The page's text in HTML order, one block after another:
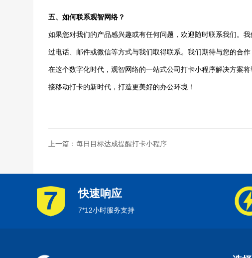
五、如何联系观智网络？
如果您对我们的产品感兴趣或有任何问题，欢迎随时联系我们。
过电话、邮件或微信等方式与我们取得联系。我们期待与您的合作
在这个数字化时代，观智网络的一站式公司打卡小程序解决方案
接移动打卡的新时代，打造更美好的办公环境！
上一篇：每日目标达成提醒打卡小程序
快速响应
7*12小时服务支持